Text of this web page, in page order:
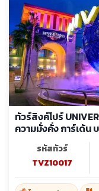
ทัวร์สิงค์โปร์
ความมั่งคั่ง การ์เด้น
รหัสทัวร์
TVZ10017